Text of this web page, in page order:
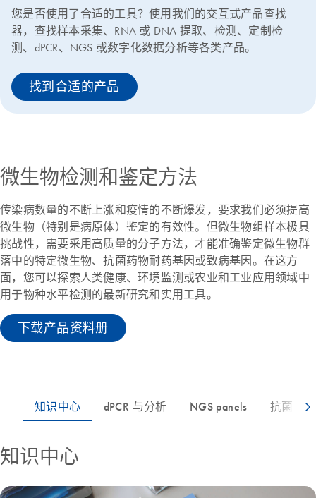
您是否使用了合适的工具？使用我们的交互式产品查找
器，查找样本采集、RNA 或 DNA 提取、检测、定制检
测、dPCR、NGS 或数字化数据分析等各类产品。
找到合适的产品
微生物检测和鉴定方法
传染病数量的不断上涨和疫情的不断爆发，要求我们必须提高
微生物（特别是病原体）鉴定的有效性。但微生物组样本极具
挑战性，需要采用高质量的分子方法，才能准确鉴定微生物群
落中的特定微生物、抗菌药物耐药基因或致病基因。在这方
面，您可以探索人类健康、环境监测或农业和工业应用领域中
用于物种水平检测的最新研究和实用工具。
下载产品资料册
知识中心